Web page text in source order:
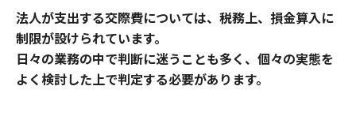
法人が支出する交際費については、税務上、損金算入に
制限が設けられています。
日々の業務の中で判断に迷うことも多く、個々の実態を
よく検討した上で判定する必要があります。